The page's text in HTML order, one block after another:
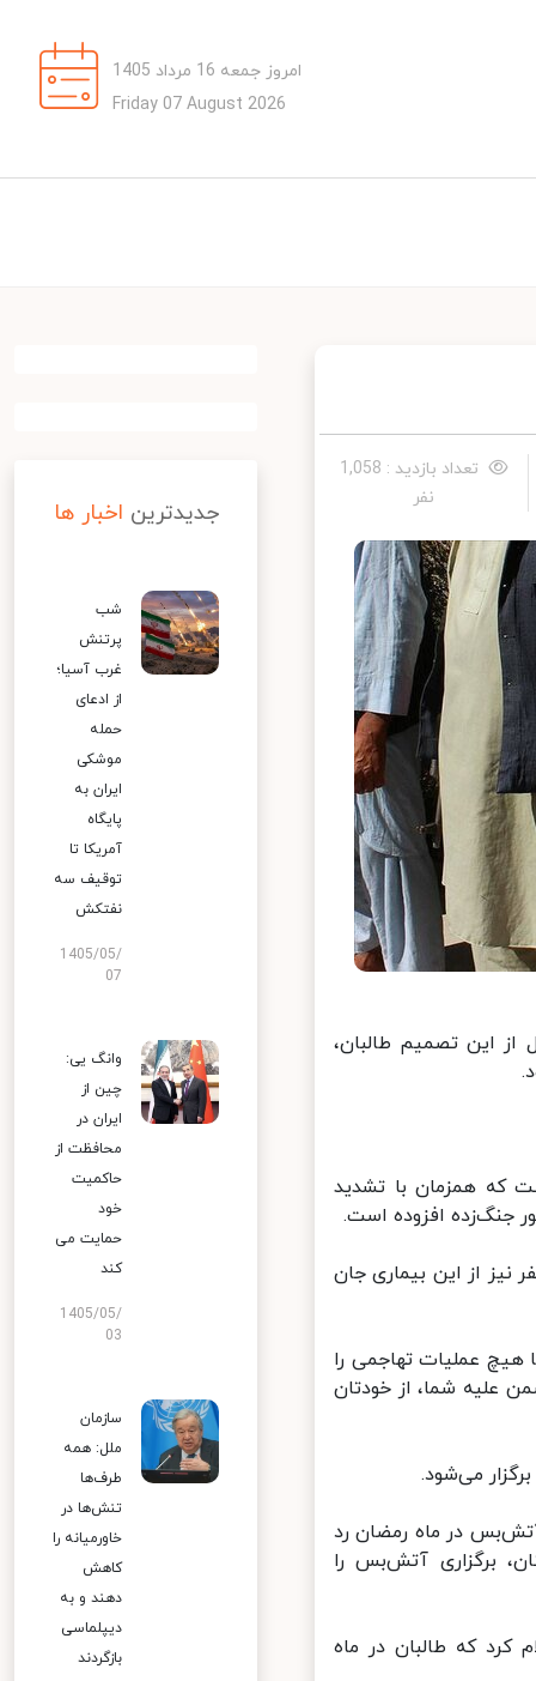
امروز جمعه 16 مرداد 1405
Friday 07 August 2026
تعداد بازدید : 1,058
نفر
این تصمیم طالبان،
که همزمان با تشدید
افزوده است.
هزار نفر در این کشور به کووید۱۹ مبتلا شده و بیش از ۲۰۰ نفر نیز از این بیماری جان
عملیات تهاجمی را
شما، از خودتان
می‌شود.
در ماه رمضان رد
برگزاری آتش‌بس را
که طالبان در ماه
جدیدترین اخبار ها
شب
پرتنش
غرب آسیا؛
از ادعای
حمله
موشکی
ایران به
پایگاه
آمریکا تا
توقیف سه
نفتکش
1405/05/
07
وانگ یی:
چین از
ایران در
محافظت از
حاکمیت
خود
حمایت می
کند
1405/05/
03
سازمان
ملل: همه
طرف‌ها
تنش‌ها در
خاورمیانه را
کاهش
دهند و به
دیپلماسی
بازگردند